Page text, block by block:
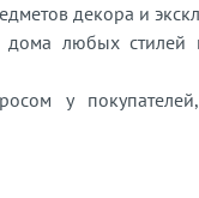
декора и
любых стилей
у